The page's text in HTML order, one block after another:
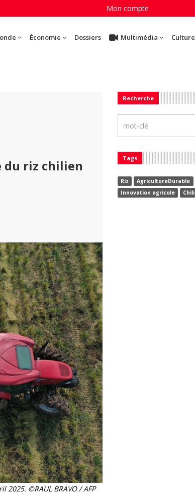
Mon compte
Économie Dossiers Multimédia Culture
du riz chilien
©RAUL BRAVO / AFP
Recherche
Tags
Riz AgricultureDurable
Innovation agricole
Chili